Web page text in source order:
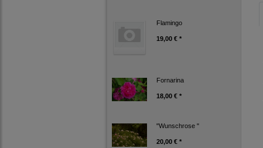
Flamingo
19,00 € *
Fornarina
18,00 € *
"Wunschrose "
20,00 € *